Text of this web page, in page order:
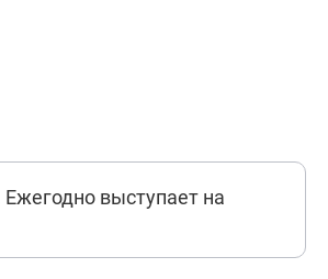
выступает на